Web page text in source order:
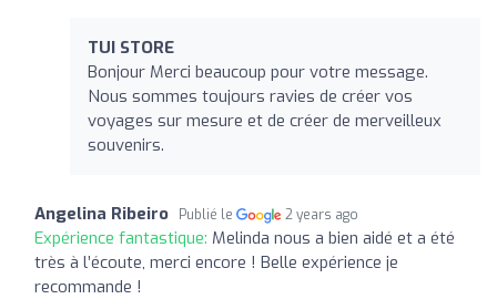
TUI STORE
Bonjour Merci beaucoup pour votre message.
Nous sommes toujours ravies de créer vos
voyages sur mesure et de créer de merveilleux
souvenirs.
Angelina Ribeiro Publié le 2 years ago
Expérience fantastique: Melinda nous a bien aidé et a été
très à l’écoute, merci encore ! Belle expérience je
recommande !